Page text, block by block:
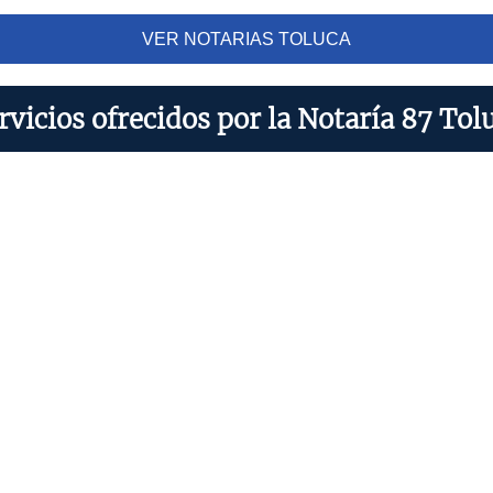
VER NOTARIAS TOLUCA
ofrecidos por la Notaría 87